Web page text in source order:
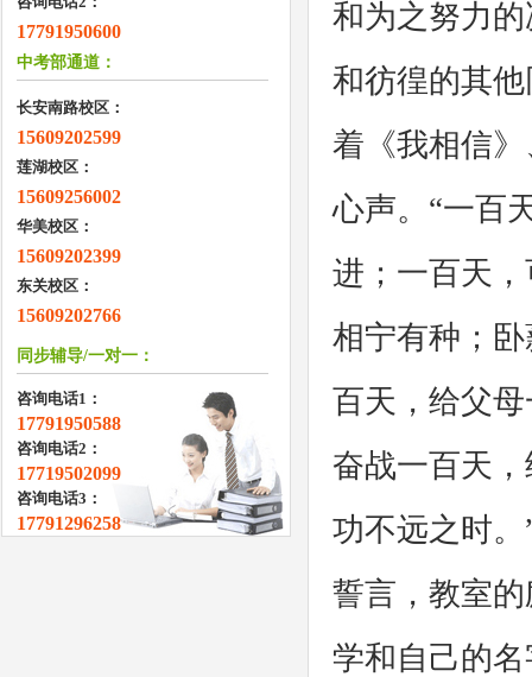
17791950600
中考部通道：
长安南路校区：
15609202599
莲湖校区：
15609256002
华美校区：
15609202399
东关校区：
15609202766
同步辅导/一对一：
咨询电话1：
17791950588
咨询电话2：
17719502099
咨询电话3：
17791296258
和为之努力
和彷徨的其
着《我相信
心声。“一百
进；一百天
相宁有种；
百天，给父
奋战一百天
功不远之时
誓言，教室
学和自己的